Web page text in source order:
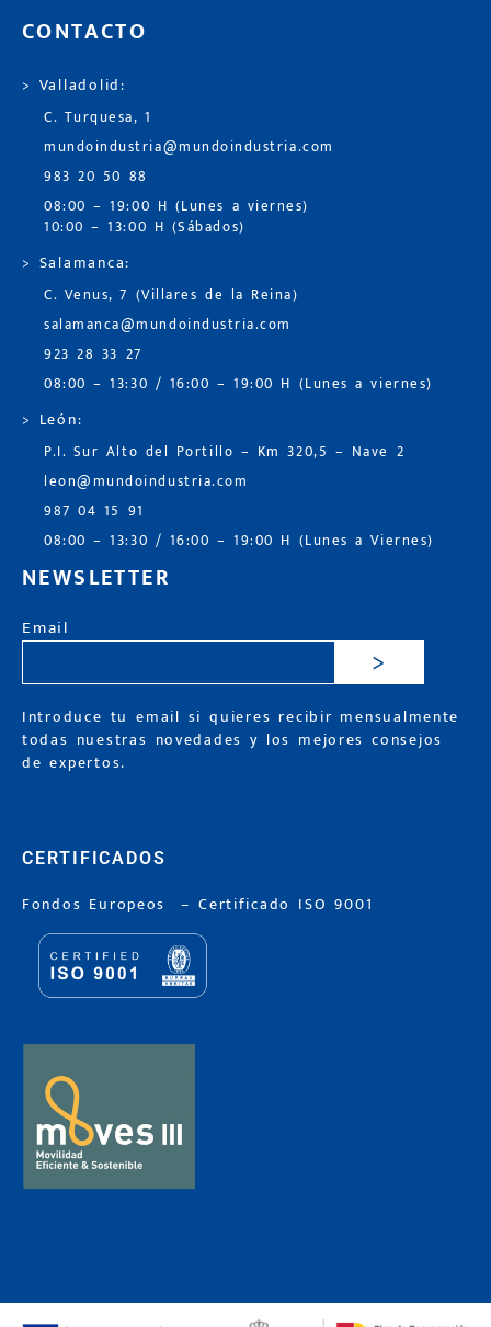
CONTACTO
> Valladolid:
C. Turquesa, 1
mundoindustria@mundoindustria.com
983 20 50 88
08:00 – 19:00 H (Lunes a viernes)
10:00 – 13:00 H (Sábados)
> Salamanca:
C. Venus, 7 (Villares de la Reina)
salamanca@mundoindustria.com
923 28 33 27
08:00 – 13:30 / 16:00 – 19:00 H (Lunes a viernes)
> León:
P.I. Sur Alto del Portillo – Km 320,5 – Nave 2
leon@mundoindustria.com
987 04 15 91
08:00 – 13:30 / 16:00 – 19:00 H (Lunes a Viernes)
NEWSLETTER
Email
>
Introduce tu email si quieres recibir mensualmente
todas nuestras novedades y los mejores consejos
de expertos.
CERTIFICADOS
Fondos Europeos –Certificado ISO 9001